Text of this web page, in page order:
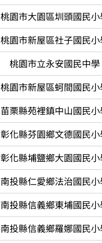
桃園市大園區圳頭國民小
桃園市新屋區社子國民小
桃園市立永安國民中學
桃園市新屋區蚵間國民小
苗栗縣苑裡鎮中山國民小
彰化縣芬園鄉文德國民小
彰化縣埔鹽鄉大園國民小
南投縣仁愛鄉法治國民小
南投縣信義鄉東埔國民小
南投縣信義鄉羅娜國民小